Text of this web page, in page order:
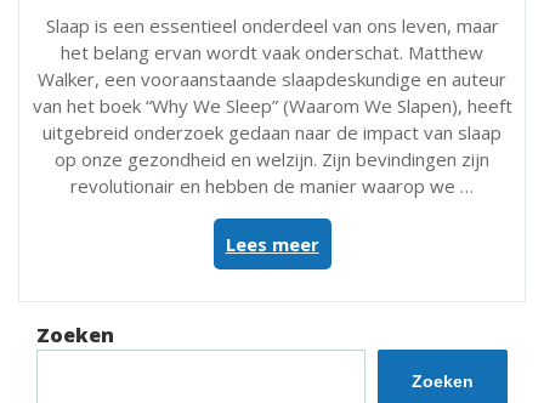
Slaap is een essentieel onderdeel van ons leven, maar
het belang ervan wordt vaak onderschat. Matthew
Walker, een vooraanstaande slaapdeskundige en auteur
van het boek “Why We Sleep” (Waarom We Slapen), heeft
uitgebreid onderzoek gedaan naar de impact van slaap
op onze gezondheid en welzijn. Zijn bevindingen zijn
revolutionair en hebben de manier waarop we …
Lees meer“Slaap
volgens
Matthew
Ontdek
Zoeken
Zoeken